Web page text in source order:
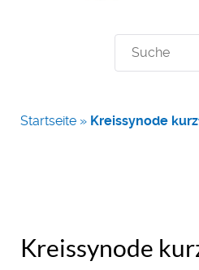
Suchen
Startseite » Kreissynode
Kreissynode